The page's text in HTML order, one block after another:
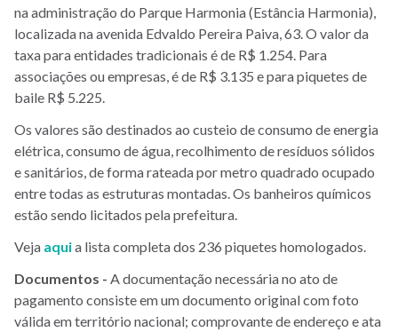
na administração do Parque Harmonia (Estância Harmonia),
localizada na avenida Edvaldo Pereira Paiva, 63. O valor da
taxa para entidades tradicionais é de R$ 1.254. Para
associações ou empresas, é de R$ 3.135 e para piquetes de
baile R$ 5.225.
Os valores são destinados ao custeio de consumo de energia
elétrica, consumo de água, recolhimento de resíduos sólidos
e sanitários, de forma rateada por metro quadrado ocupado
entre todas as estruturas montadas. Os banheiros químicos
estão sendo licitados pela prefeitura.
Veja aquia lista completa dos 236 piquetes homologados.
Documentos - A documentação necessária no ato de
pagamento consiste em um documento original com foto
válida em território nacional; comprovante de endereço e ata